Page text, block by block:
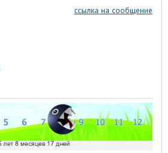
ссылка на сообщение